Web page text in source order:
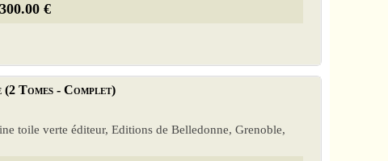
300.00 €
Tomes - Complet)
toile verte éditeur, Editions de Belledonne, Grenoble,